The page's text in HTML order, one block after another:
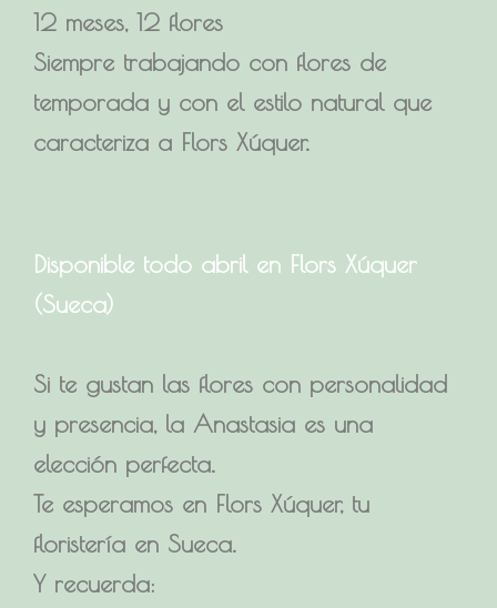
12 meses, 12 flores
Siempre trabajando con flores de
temporada y con el estilo natural que
caracteriza a Flors Xúquer.
Disponible todo abril en Flors Xúquer
(Sueca)
Si te gustan las flores con personalidad
y presencia, la Anastasia es una
elección perfecta.
Te esperamos en Flors Xúquer, tu
floristería en Sueca.
Y recuerda: